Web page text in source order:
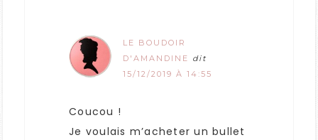
LE BOUDOIR
D'AMANDINE dit
15/12/2019 À 14:55
Coucou !
Je voulais m’acheter un bullet